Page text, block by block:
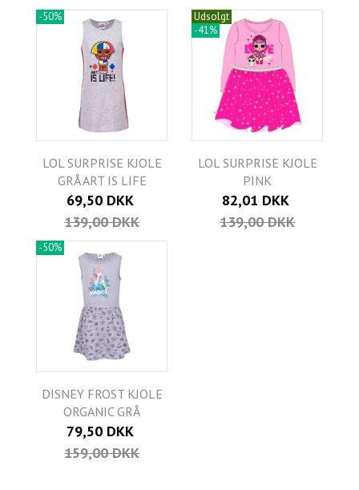
-50%
LOL SURPRISE KJOLE
GRÅ ART IS LIFE
69,50 DKK
139,00 DKK
Udsolgt
-41%
LOL SURPRISE KJOLE
PINK
82,01 DKK
139,00 DKK
-50%
DISNEY FROST KJOLE
ORGANIC GRÅ
79,50 DKK
159,00 DKK